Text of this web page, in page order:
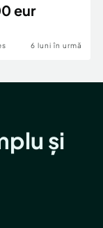
eur
6 luni în urmă
și